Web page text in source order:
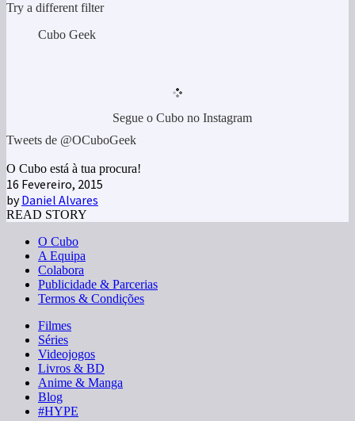
Try a different filter
Cubo Geek
Segue o Cubo no Instagram
Tweets de @OCuboGeek
O Cubo está à tua procura!
16 Fevereiro, 2015
byDaniel Alvares
READ STORY
O Cubo
A Equipa
Colabora
Publicidade & Parcerias
Termos & Condições
Filmes
Séries
Videojogos
Livros & BD
Anime & Manga
Blog
#HYPE